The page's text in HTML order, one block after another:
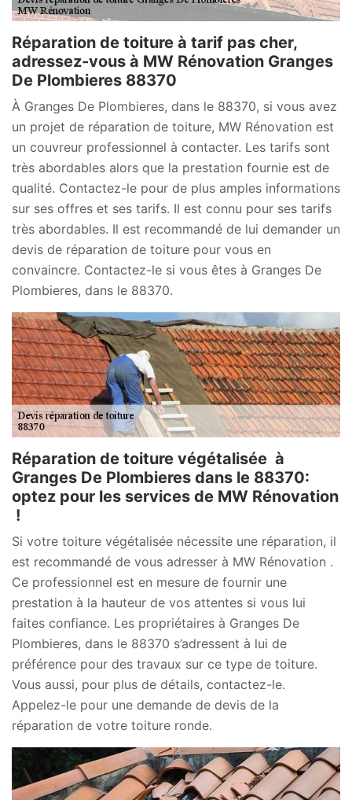
Réparation de toiture à tarif pas cher,
adressez-vous à MW Rénovation Granges
De Plombieres 88370
À Granges De Plombieres, dans le 88370, si vous avez
un projet de réparation de toiture, MW Rénovation est
un couvreur professionnel à contacter. Les tarifs sont
très abordables alors que la prestation fournie est de
qualité. Contactez-le pour de plus amples informations
sur ses offres et ses tarifs. Il est connu pour ses tarifs
très abordables. Il est recommandé de lui demander un
devis de réparation de toiture pour vous en
convaincre. Contactez-le si vous êtes à Granges De
Plombieres, dans le 88370.
Réparation de toiture végétalisée à
Granges De Plombieres dans le 88370:
optez pour les services de MW Rénovation
!
Si votre toiture végétalisée nécessite une réparation, il
est recommandé de vous adresser à MW Rénovation .
Ce professionnel est en mesure de fournir une
prestation à la hauteur de vos attentes si vous lui
faites confiance. Les propriétaires à Granges De
Plombieres, dans le 88370 s’adressent à lui de
préférence pour des travaux sur ce type de toiture.
Vous aussi, pour plus de détails, contactez-le.
Appelez-le pour une demande de devis de la
réparation de votre toiture ronde.